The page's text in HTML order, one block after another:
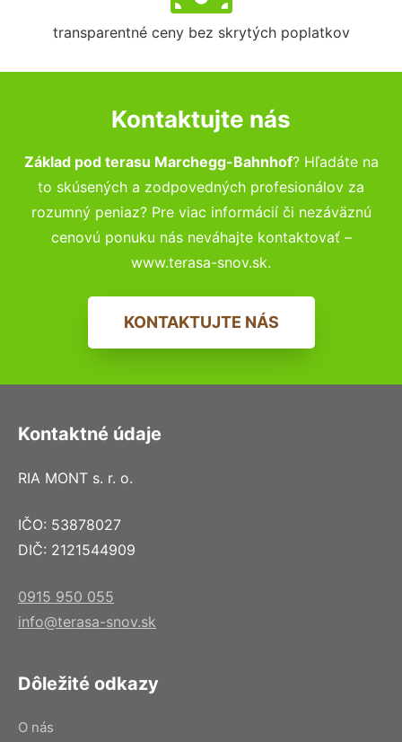
transparentné ceny bez skrytých poplatkov
Kontaktujte nás
Základ pod terasu Marchegg-Bahnhof? Hľadáte na
to skúsených a zodpovedných profesionálov za
rozumný peniaz? Pre viac informácií či nezáväznú
cenovú ponuku nás neváhajte kontaktovať –
www.terasa-snov.sk.
KONTAKTUJTE NÁS
Kontaktné údaje
RIA MONT s. r. o.
IČO: 53878027
DIČ: 2121544909
0915 950 055
info@terasa-snov.sk
Dôležité odkazy
O nás